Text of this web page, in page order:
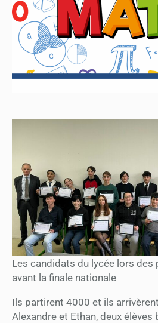
Les candidats du lycée lors des
avant la finale nationale
Ils partirent 4000 et ils
Alexandre et Ethan, deux élèves